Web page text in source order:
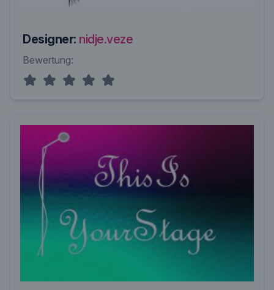
Designer: nidje.veze
Bewertung: